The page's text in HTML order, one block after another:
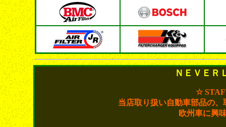
ＮＥＶＥＲ
☆
当店取り扱い自動車部品の
欧州車に興